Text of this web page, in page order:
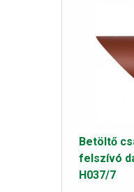
Betöltő
felszívó
H037/7